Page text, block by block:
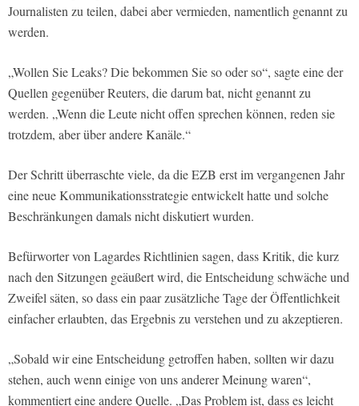
Journalisten zu teilen, dabei aber vermieden, namentlich genannt zu
werden.
„Wollen Sie Leaks? Die bekommen Sie so oder so“, sagte eine der
Quellen gegenüber Reuters, die darum bat, nicht genannt zu
werden. „Wenn die Leute nicht offen sprechen können, reden sie
trotzdem, aber über andere Kanäle.“
Der Schritt überraschte viele, da die EZB erst im vergangenen Jahr
eine neue Kommunikationsstrategie entwickelt hatte und solche
Beschränkungen damals nicht diskutiert wurden.
Befürworter von Lagardes Richtlinien sagen, dass Kritik, die kurz
nach den Sitzungen geäußert wird, die Entscheidung schwäche und
Zweifel säten, so dass ein paar zusätzliche Tage der Öffentlichkeit
einfacher erlaubten, das Ergebnis zu verstehen und zu akzeptieren.
„Sobald wir eine Entscheidung getroffen haben, sollten wir dazu
stehen, auch wenn einige von uns anderer Meinung waren“,
kommentiert eine andere Quelle. „Das Problem ist, dass es leicht